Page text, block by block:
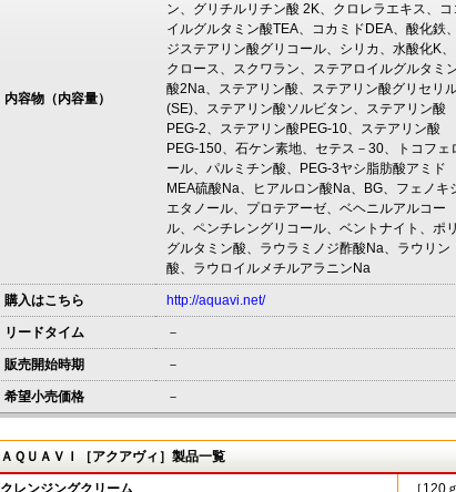
内容物（内容量）
ン、グリチルリチン酸 2K、クロレラエキス、コ
イルグルタミン酸TEA、コカミドDEA、酸化鉄、
ジステアリン酸グリコール、シリカ、水酸化K
クロース、スクワラン、ステアロイルグルタミ
酸2Na、ステアリン酸、ステアリン酸グリセリ
(SE)、ステアリン酸ソルビタン、ステアリン酸
PEG-2、ステアリン酸PEG-10、ステアリン酸
PEG-150、石ケン素地、セテス－30、トコフェ
ール、パルミチン酸、PEG-3ヤシ脂肪酸アミド
MEA硫酸Na、ヒアルロン酸Na、BG、フェノキ
エタノール、プロテアーゼ、ベヘニルアルコー
ル、ペンチレングリコール、ベントナイト、ポリ
グルタミン酸、ラウラミノジ酢酸Na、ラウリン
酸、ラウロイルメチルアラニンNa
購入はこちら http://aquavi.net/
リードタイム －
販売開始時期 －
希望小売価格 －
ＡＱＵＡＶＩ［アクアヴィ］製品一覧
クレンジングクリーム
［120